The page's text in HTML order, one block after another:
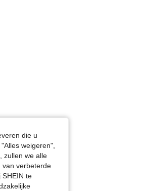
Kleur: Groen, Maat: M
die u
weigeren",
zullen we alle
van verbeterde
te